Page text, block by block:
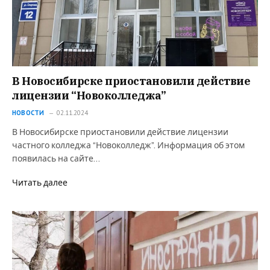
В Новосибирске приостановили действие
лицензии “Новоколледжа”
НОВОСТИ 02.11.2024
В Новосибирске приостановили действие лицензии
частного колледжа “Новоколледж”. Информация об этом
появилась на сайте…
Читать далее